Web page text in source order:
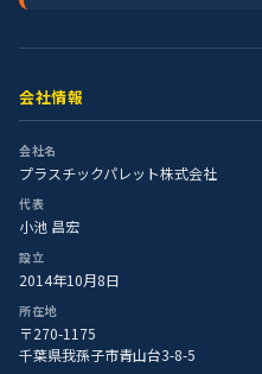
会社情報
会社名
プラスチックパレット株式会社
代表
小池 昌宏
設立
2014年10月8日
所在地
〒270-1175
千葉県我孫子市青山台3-8-5